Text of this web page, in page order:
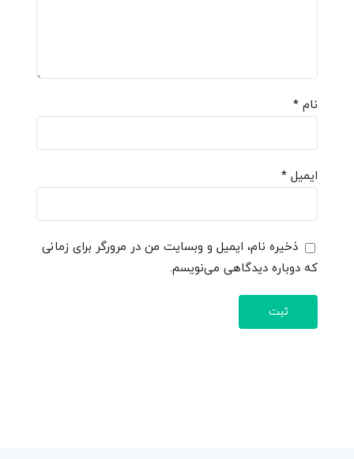
نام *
ایمیل *
ذخیره نام، ایمیل و وبسایت من در مرورگر برای زمانی
که دوباره دیدگاهی می‌نویسم.